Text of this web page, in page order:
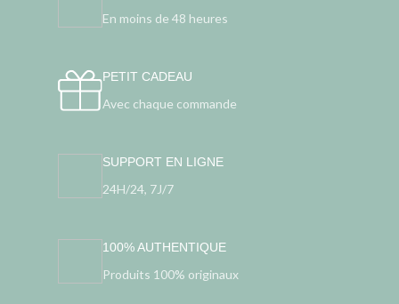
En moins de 48 heures
PETIT CADEAU
Avec chaque commande
SUPPORT EN LIGNE
24H/24, 7J/7
100% AUTHENTIQUE
Produits 100% originaux